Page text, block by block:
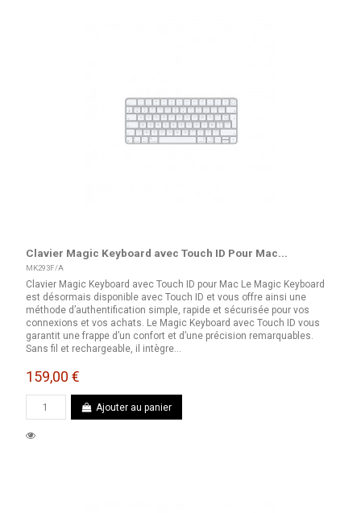
Clavier Magic Keyboard avec Touch ID Pour Mac...
MK293F/A
Clavier Magic Keyboard avec Touch ID pour Mac Le Magic Keyboard
est désormais disponible avec Touch ID et vous offre ainsi une
méthode d’authentification simple, rapide et sécurisée pour vos
connexions et vos achats. Le Magic Keyboard avec Touch ID vous
garantit une frappe d’un confort et d’une précision remarquables.
Sans fil et rechargeable, il intègre...
159,00 €
Ajouter au panier